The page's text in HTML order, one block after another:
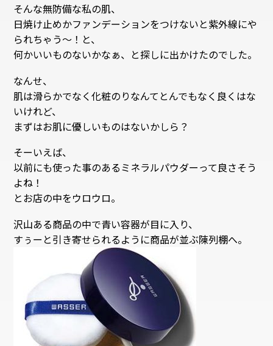
そんな無防備な私の肌、
日焼け止めかファンデーションをつけないと紫外線にや
られちゃう〜！と、
何かいいものないかなぁ、と探しに出かけたのでした。
なんせ、
肌は滑らかでなく化粧のりなんてとんでもなく良くはな
いけれど、
まずはお肌に優しいものはないかしら？
そーいえば、
以前にも使った事のあるミネラルパウダーって良さそう
よね！
とお店の中をウロウロ。
沢山ある商品の中で青い容器が目に入り、
すぅーと引き寄せられるように商品が並ぶ陳列棚へ。